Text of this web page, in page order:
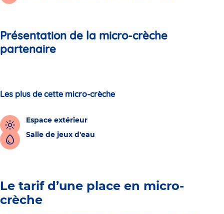
Présentation de la micro-crèche
partenaire
Les plus de cette micro-crèche
Espace extérieur
Salle de jeux d'eau
Le tarif d’une place en micro-
crèche